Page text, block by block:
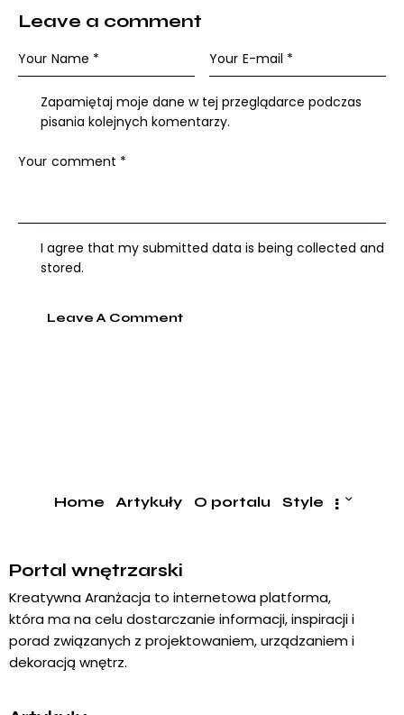
Leave a comment
Zapamiętaj moje dane w tej przeglądarce podczas
pisania kolejnych komentarzy.
I agree that my submitted data is being collected and
stored.
Home Artykuły O portalu Style
Portal wnętrzarski
Kreatywna Aranżacja to internetowa platforma,
która ma na celu dostarczanie informacji, inspiracji i
porad związanych z projektowaniem, urządzaniem i
dekoracją wnętrz.